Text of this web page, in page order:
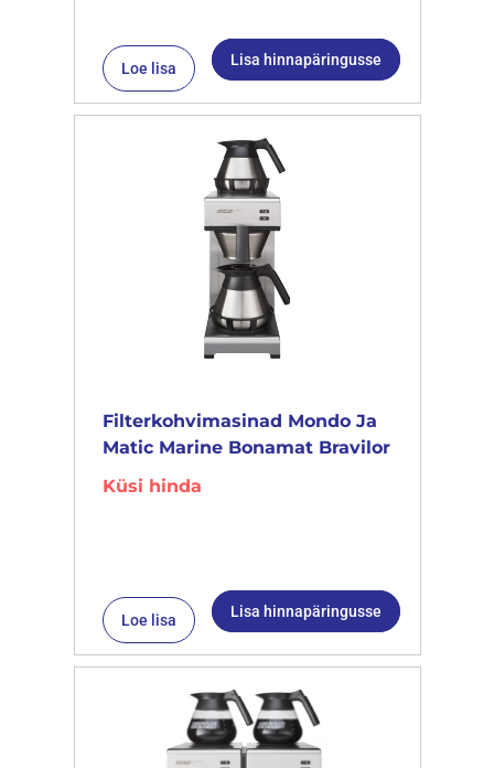
Loe lisa Lisa hinnapäringusse
Filterkohvimasinad Mondo Ja
Matic Marine Bonamat Bravilor
Küsi hinda
Loe lisa Lisa hinnapäringusse